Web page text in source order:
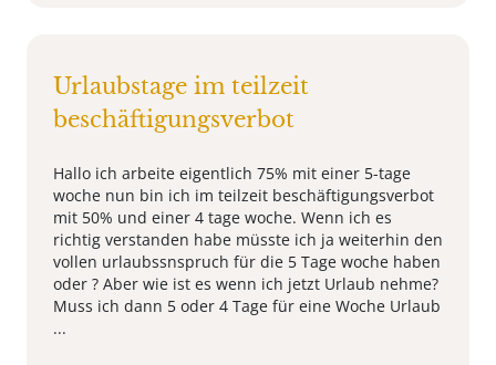
Urlaubstage im teilzeit
beschäftigungsverbot
Hallo ich arbeite eigentlich 75% mit einer 5-tage
woche nun bin ich im teilzeit beschäftigungsverbot
mit 50% und einer 4 tage woche. Wenn ich es
richtig verstanden habe müsste ich ja weiterhin den
vollen urlaubssnspruch für die 5 Tage woche haben
oder ? Aber wie ist es wenn ich jetzt Urlaub nehme?
Muss ich dann 5 oder 4 Tage für eine Woche Urlaub
...